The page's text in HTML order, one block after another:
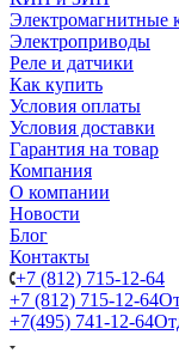
Электромагнитные
Электроприводы
Реле и датчики
Как купить
Условия оплаты
Условия доставки
Гарантия на товар
Компания
О компании
Новости
Блог
Контакты
+7 (812) 715-12-64
+7 (812) 715-12-64
+7(495) 741-12-64